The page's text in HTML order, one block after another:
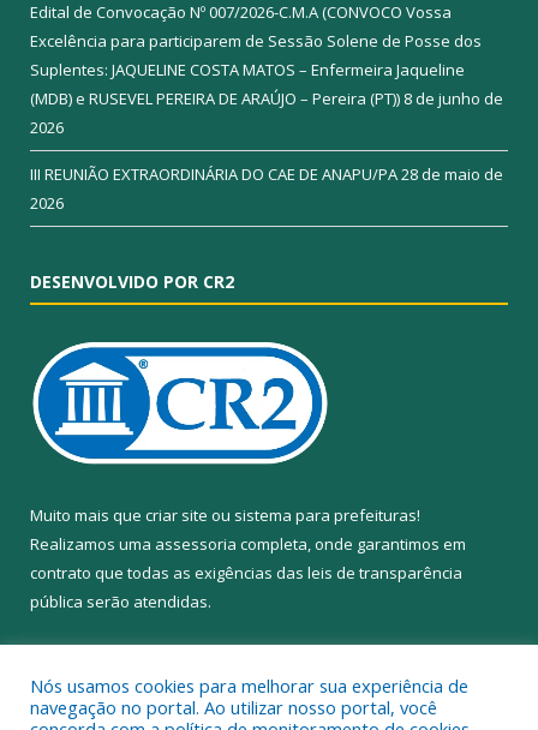
Edital de Convocação Nº 007/2026-C.M.A (CONVOCO Vossa
Excelência para participarem de Sessão Solene de Posse dos
Suplentes: JAQUELINE COSTA MATOS – Enfermeira Jaqueline
(MDB) e RUSEVEL PEREIRA DE ARAÚJO – Pereira (PT)) 8 de junho de
2026
III REUNIÃO EXTRAORDINÁRIA DO CAE DE ANAPU/PA28 de maio de
2026
DESENVOLVIDO POR CR2
Muito mais que criar site ou sistema para prefeituras!
Realizamos uma assessoria completa, onde garantimos em
contrato que todas as exigências das leis de transparência
pública serão atendidas.
Nós usamos cookies para melhorar sua experiência de
navegação no portal. Ao utilizar nosso portal, você